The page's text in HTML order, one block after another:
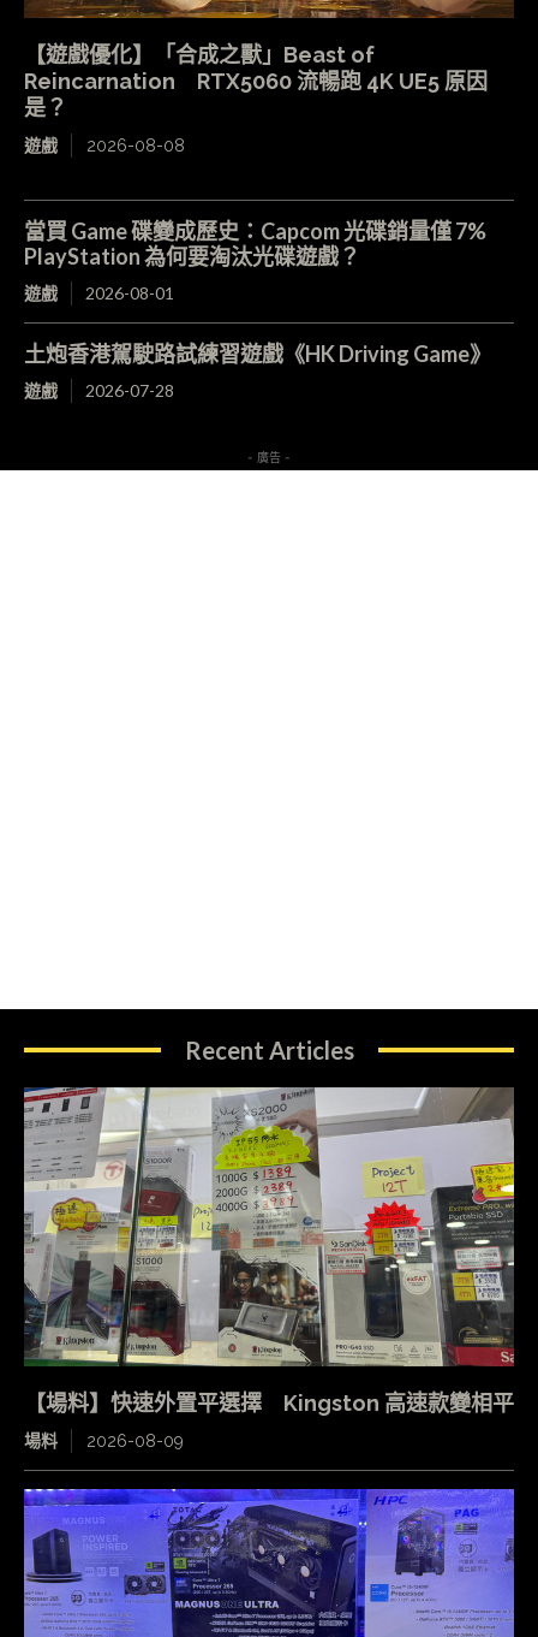
【遊戲優化】「合成之獸」Beast of
Reincarnation RTX5060 流暢跑 4K UE5 原因
是？
遊戲 2026-08-08
當買 Game 碟變成歷史：Capcom 光碟銷量僅 7%
PlayStation 為何要淘汰光碟遊戲？
遊戲 2026-08-01
土炮香港駕駛路試練習遊戲《HK Driving Game》
遊戲 2026-07-28
- 廣告 -
Recent Articles
【場料】快速外置平選擇 Kingston 高速款變相平
場料 2026-08-09